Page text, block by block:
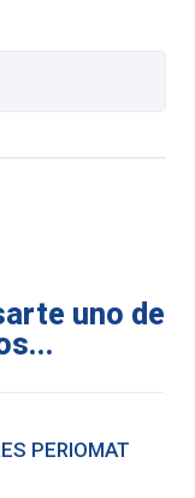
uno de
PERIOMAT